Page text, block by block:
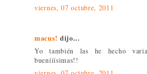
viernes, 07 octubre, 2011
macus! dijo...
Yo también las he hecho
buenííísimas!!